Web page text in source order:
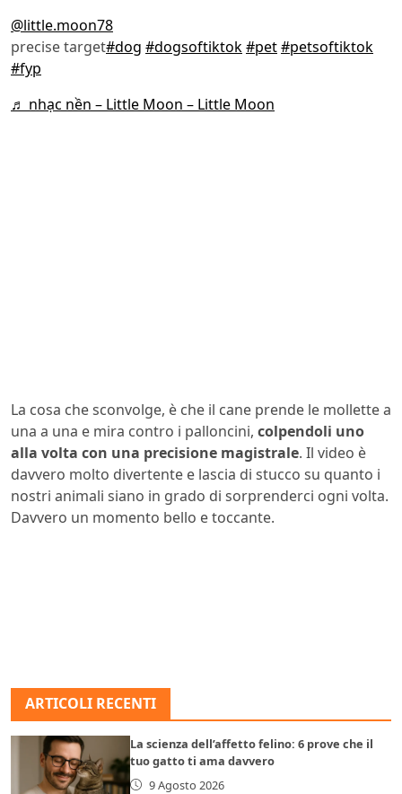
@little.moon78
precise target#dog #dogsoftiktok#pet#petsoftiktok
#fyp
♬ nhạc nền – Little Moon – Little Moon
La cosa che sconvolge, è che il cane prende le mollette a
una a una e mira contro i palloncini, colpendoli uno
alla volta con una precisione magistrale. Il video è
davvero molto divertente e lascia di stucco su quanto i
nostri animali siano in grado di sorprenderci ogni volta.
Davvero un momento bello e toccante.
ARTICOLI RECENTI
La scienza dell’affetto felino: 6 prove che il
tuo gatto ti ama davvero
9 Agosto 2026